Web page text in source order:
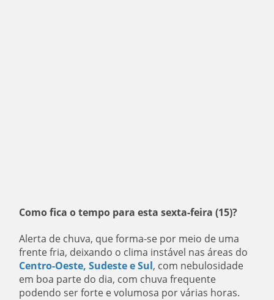
Como fica o tempo para esta sexta-feira (15)?
Alerta de chuva, que forma-se por meio de uma
frente fria, deixando o clima instável nas áreas do
Centro-Oeste, Sudeste e Sul, com nebulosidade
em boa parte do dia, com chuva frequente
podendo ser forte e volumosa por várias horas.